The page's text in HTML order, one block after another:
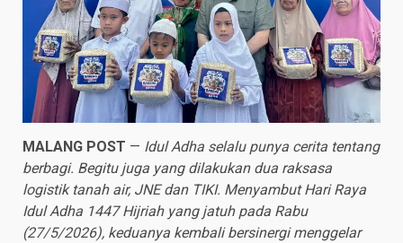
MALANG POST — Idul Adha selalu punya cerita tentang
berbagi. Begitu juga yang dilakukan dua raksasa
logistik tanah air, JNE dan TIKI. Menyambut Hari Raya
Idul Adha 1447 Hijriah yang jatuh pada Rabu
(27/5/2026), keduanya kembali bersinergi menggelar